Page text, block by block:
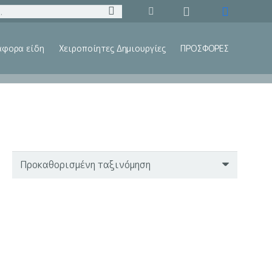
είδη Χειροποίητες Δημιουργίες ΠΡΟΣΦΟΡΕΣ